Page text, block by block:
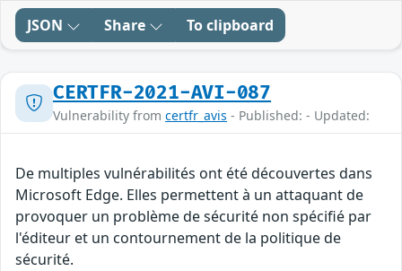
JSON Share To clipboard
CERTFR-2021-AVI-087
Vulnerability from certfr_avis - Published: - Updated:
De multiples vulnérabilités ont été découvertes dans
Microsoft Edge. Elles permettent à un attaquant de
provoquer un problème de sécurité non spécifié par
l'éditeur et un contournement de la politique de
sécurité.